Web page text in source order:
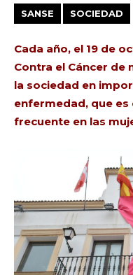
SANSE SOCIEDAD
Cada año, el 19 de
Contra el Cáncer de
la sociedad en
enfermedad, que
frecuente en las